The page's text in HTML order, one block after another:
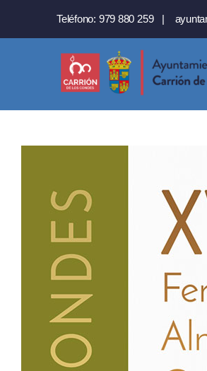
Teléfono: 979 880 259 |